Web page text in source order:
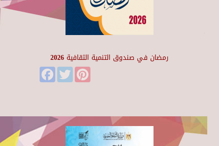
رمضان في صندوق التنمية الثقافية 2026
FacebookTwitter